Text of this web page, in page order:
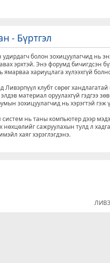
- Бүртгэл
болон зохицуулагчид нь
авах эрхтэй. Энэ форумд
хариуцлага хүлээхгүй
Ливэрпүүл клубт сөрөг
материал оруулахгүй гэдгээ
зохицуулагчид нь хэрэгтэй гэж
нь таны компьютер дээр
нөхцөлийг сажруулахын тулд л
хаяг хэрэглэгдэнэ.